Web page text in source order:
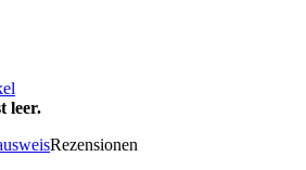
leer.
Rezensionen